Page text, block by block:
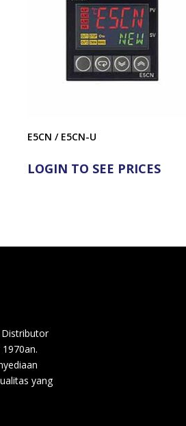
E5CN / E5CN-U
LOGIN TO SEE PRICES
Distributor
yang